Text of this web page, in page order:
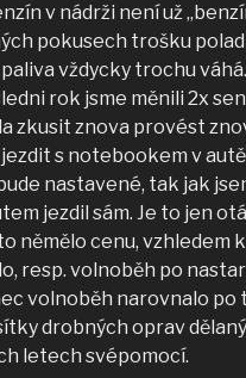
v nádrži není už
pokusech trošku
vždycky trochu
rok jsme měnili 2x
zkusit znova provést
s notebookem v
nastavené, tak jak
jezdil sám. Je to jen
němělo cenu, vzhledem
resp. volnoběh po
volnoběh narovnalo po
drobných oprav
letech svépomocí.